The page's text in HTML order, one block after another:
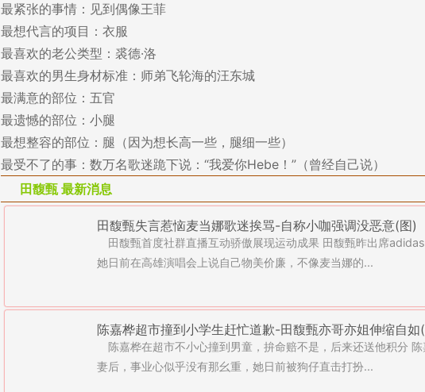
最紧张的事情：见到偶像王菲
最想代言的项目：衣服
最喜欢的老公类型：裘德·洛
最喜欢的男生身材标准：师弟飞轮海的汪东城
最满意的部位：五官
最遗憾的部位：小腿
最想整容的部位：腿（因为想长高一些，腿细一些）
最受不了的事：数万名歌迷跪下说：“我爱你Hebe！”（曾经自己说）
田馥甄 最新消息
田馥甄失言惹恼麦当娜歌迷挨骂-自称小咖强调没恶意(图)
田馥甄首度社群直播互动骄傲展现运动成果 田馥甄昨出席adidas
她日前在高雄演唱会上说自己物美价廉，不像麦当娜的...
陈嘉桦超市撞到小学生赶忙道歉-田馥甄亦哥亦姐伸缩自如
陈嘉桦在超市不小心撞到男童，拚命赔不是，后来还送他积分 陈
妻后，事业心似乎没有那幺重，她日前被狗仔直击打扮...